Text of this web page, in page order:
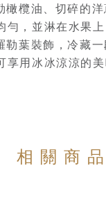
橄欖油、切碎的
勻，並淋在水果上
勒葉裝飾，冷藏一
享用冰冰涼涼的
相關商品